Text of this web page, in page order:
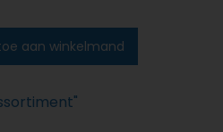
aan winkelmand